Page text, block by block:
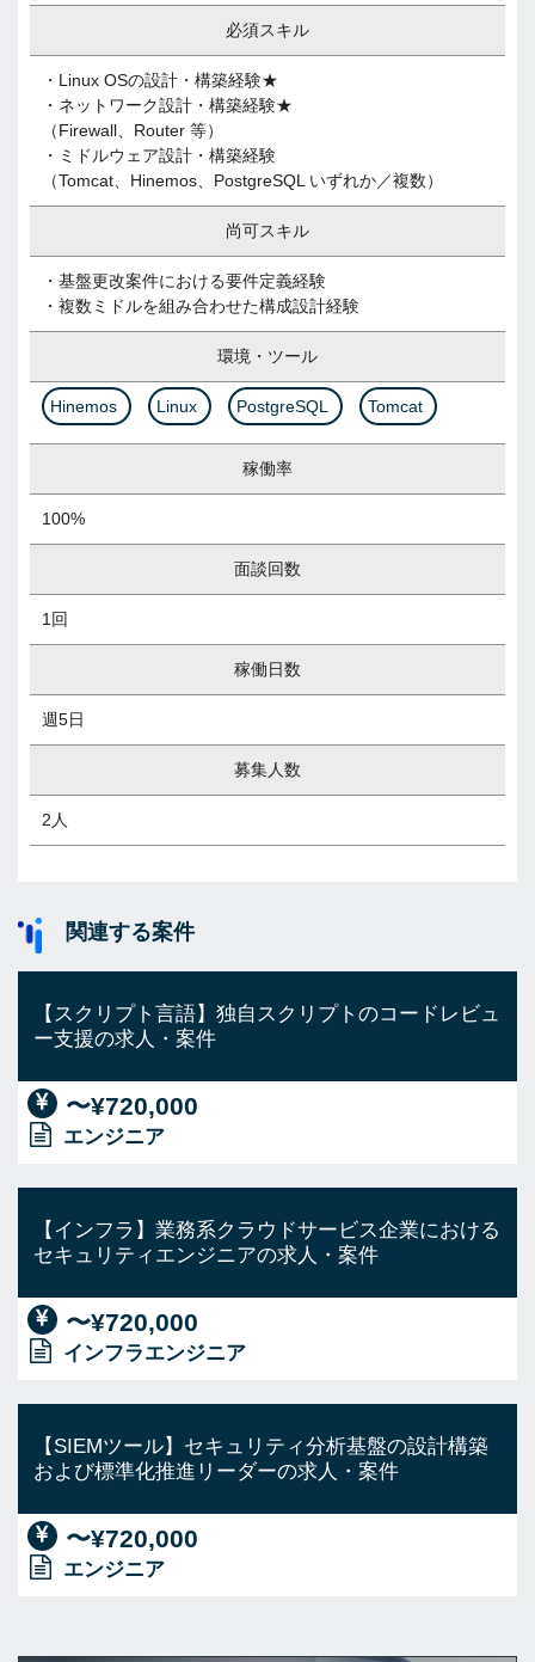
必須スキル
・Linux OSの設計・構築経験★
・ネットワーク設計・構築経験★
（Firewall、Router 等）
・ミドルウェア設計・構築経験
（Tomcat、Hinemos、PostgreSQL いずれか／複数）
尚可スキル
・基盤更改案件における要件定義経験
・複数ミドルを組み合わせた構成設計経験
環境・ツール
Hinemos Linux PostgreSQL Tomcat
稼働率
100%
面談回数
1回
稼働日数
週5日
募集人数
2人
関連する案件
【スクリプト言語】独自スクリプトのコードレビュ
ー支援の求人・案件
〜¥720,000
エンジニア
【インフラ】業務系クラウドサービス企業における
セキュリティエンジニアの求人・案件
〜¥720,000
インフラエンジニア
【SIEMツール】セキュリティ分析基盤の設計構築
および標準化推進リーダーの求人・案件
〜¥720,000
エンジニア